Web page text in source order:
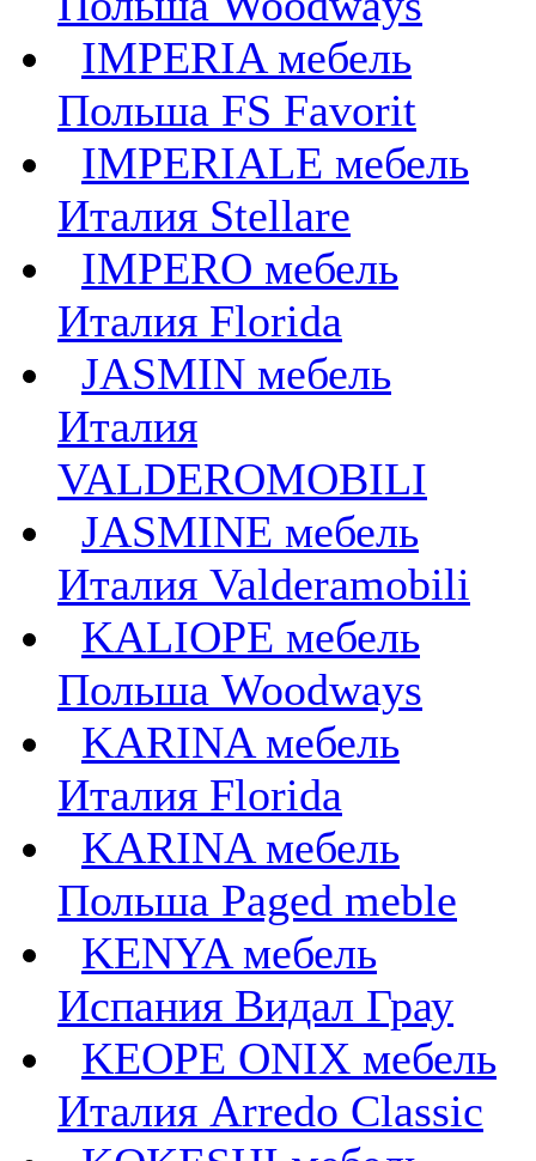
IMPERIA мебель
Польша FS Favorit
IMPERIALE мебель
Италия Stellare
IMPERO мебель
Италия Florida
JASMIN мебель
Италия
VALDEROMOBILI
JASMINE мебель
Италия Valderamobili
KALIOPE мебель
Польша Woodways
KARINA мебель
Италия Florida
KARINA мебель
Польша Paged meble
KENYA мебель
Испания Видал Грау
KEOPE ONIX мебель
Италия Arredo Classic